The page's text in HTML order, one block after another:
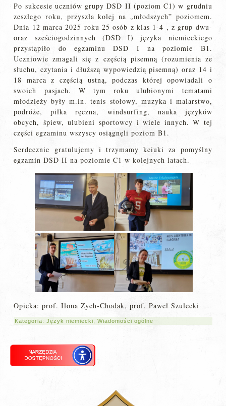
Po sukcesie uczniów grupy DSD II (poziom C1) w grudniu
zeszłego roku, przyszła kolej na „młodszych” poziomem.
Dnia 12 marca 2025 roku 25 osób z klas 1-4 , z grup dwu-
oraz sześciogodzinnych (DSD I) języka niemieckiego
przystąpiło do egzaminu DSD I na poziomie B1.
Uczniowie zmagali się z częścią pisemną (rozumienia ze
słuchu, czytania i dłuższą wypowiedzią pisemną) oraz 14 i
18 marca z częścią ustną, podczas której opowiadali o
swoich pasjach. W tym roku ulubionymi tematami
młodzieży były m.in. tenis stołowy, muzyka i malarstwo,
podróże, piłka ręczna, windsurfing, nauka języków
obcych, śpiew, ulubieni sportowcy i wiele innych. W tej
części egzaminu wszyscy osiągnęli poziom B1.
Serdecznie gratulujemy i trzymamy kciuki za pomyślny
egzamin DSD II na poziomie C1 w kolejnych latach.
Opieka: prof. Ilona Zych-Chodak, prof. Paweł Szulecki
Kategoria:Język niemiecki ,Wiadomości ogólne